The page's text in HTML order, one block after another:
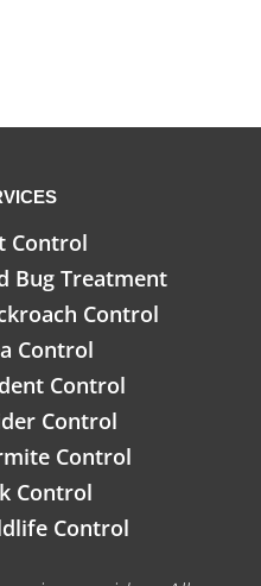
Control
Bug Treatment
Control
Control
Control
Control
Control
Control
Control